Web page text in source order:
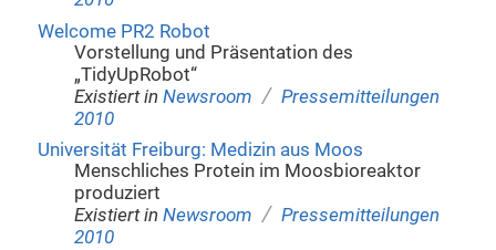
Welcome PR2 Robot
Vorstellung und Präsentation des
„TidyUpRobot“
Existiert in Newsroom / Pressemitteilungen
2010
Universität Freiburg: Medizin aus Moos
Menschliches Protein im Moosbioreaktor
produziert
Existiert in Newsroom / Pressemitteilungen
2010